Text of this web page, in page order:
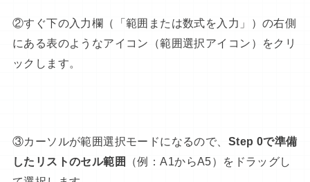
②すぐ下の入力欄（「範囲または数式を入力」）の右側
にある表のようなアイコン（範囲選択アイコン）をクリ
ックします。
③カーソルが範囲選択モードになるので、 Step 0で準備
したリストのセル範囲
（例：A1からA5）をドラッグし